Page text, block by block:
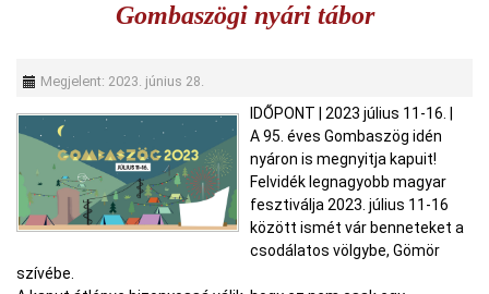
Gombaszögi nyári tábor
Megjelent: 2023. június 28.
IDŐPONT 2023 július 11-16.
A 95. éves Gombaszög idén
nyáron is megnyitja kapuit!
Felvidék legnagyobb magyar
fesztiválja 2023. július 11-16
között ismét vár benneteket a
csodálatos völgybe, Gömör
szívébe.